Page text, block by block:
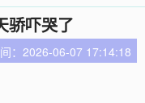
骄吓哭了
：2026-06-07 17:14:18